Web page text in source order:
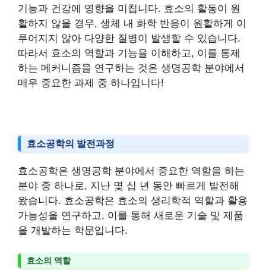
기능과 건강에 영향을 미칩니다. 효소의 활동이 원
활하지 않을 경우, 생체 내 화학 반응이 원활하게 이
루어지지 않아 다양한 질병이 발생할 수 있습니다.
따라서 효소의 역할과 기능을 이해하고, 이를 통제
하는 메커니즘을 연구하는 것은 생명공학 분야에서
매우 중요한 과제 중 하나입니다!
효소공학의 발전과정
효소공학은 생명공학 분야에서 중요한 역할을 하는
분야 중 하나로, 지난 몇 십 년 동안 빠르게 발전해
왔습니다. 효소공학은 효소의 생리학적 역할과 활용
가능성을 연구하고, 이를 통해 새로운 기술 및 제품
을 개발하는 학문입니다.
효소의 역할